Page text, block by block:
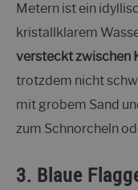
Metern ist ein
kristallklarem
versteckt zwischen
trotzdem nicht
mit grobem Sand
zum Schnorcheln
3. Blaue